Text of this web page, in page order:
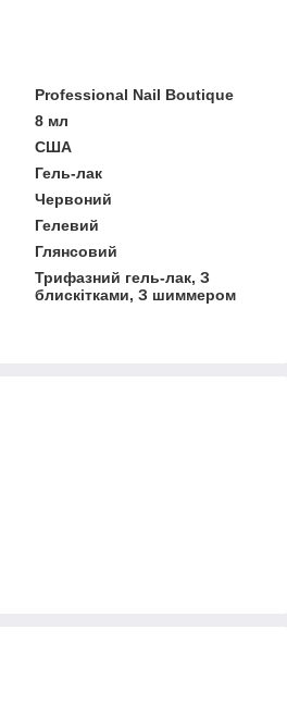
Professional Nail Boutique
8 мл
США
Гель-лак
Червоний
Гелевий
Глянсовий
Трифазний гель-лак, З
блискітками, З шиммером